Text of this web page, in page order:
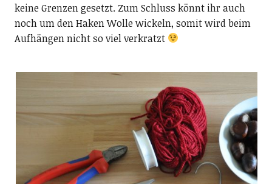
keine Grenzen gesetzt. Zum Schluss könnt ihr auch
noch um den Haken Wolle wickeln, somit wird beim
Aufhängen nicht so viel verkratzt